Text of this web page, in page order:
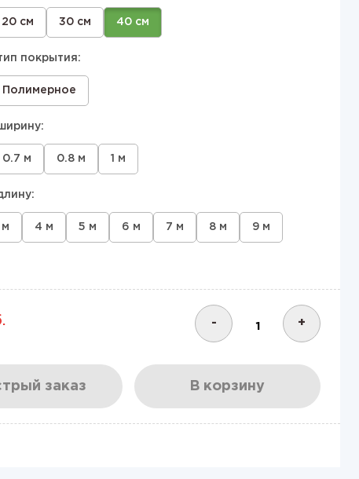
20 см 30 см 40 см
покрытия:
Полимерное
0.7 м 0.8 м 1 м
м 4 м 5 м 6 м 7 м 8 м 9 м
- +
заказ В корзину